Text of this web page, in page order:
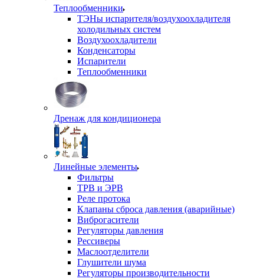
Теплообменники
ТЭНы испарителя/воздухоохладителя
холодильных систем
Воздухоохладители
Конденсаторы
Испарители
Теплообменники
Дренаж для кондиционера
Линейные элементы
Фильтры
ТРВ и ЭРВ
Реле протока
Клапаны сброса давления (аварийные)
Виброгасители
Регуляторы давления
Рессиверы
Маслоотделители
Глушители шума
Регуляторы производительности